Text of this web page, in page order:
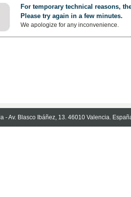
For temporary technical reasons,
Please try again in a few minutes.
We apologize for any inconvenience.
- Av. Blasco Ibáñez, 13. 46010 Valencia.